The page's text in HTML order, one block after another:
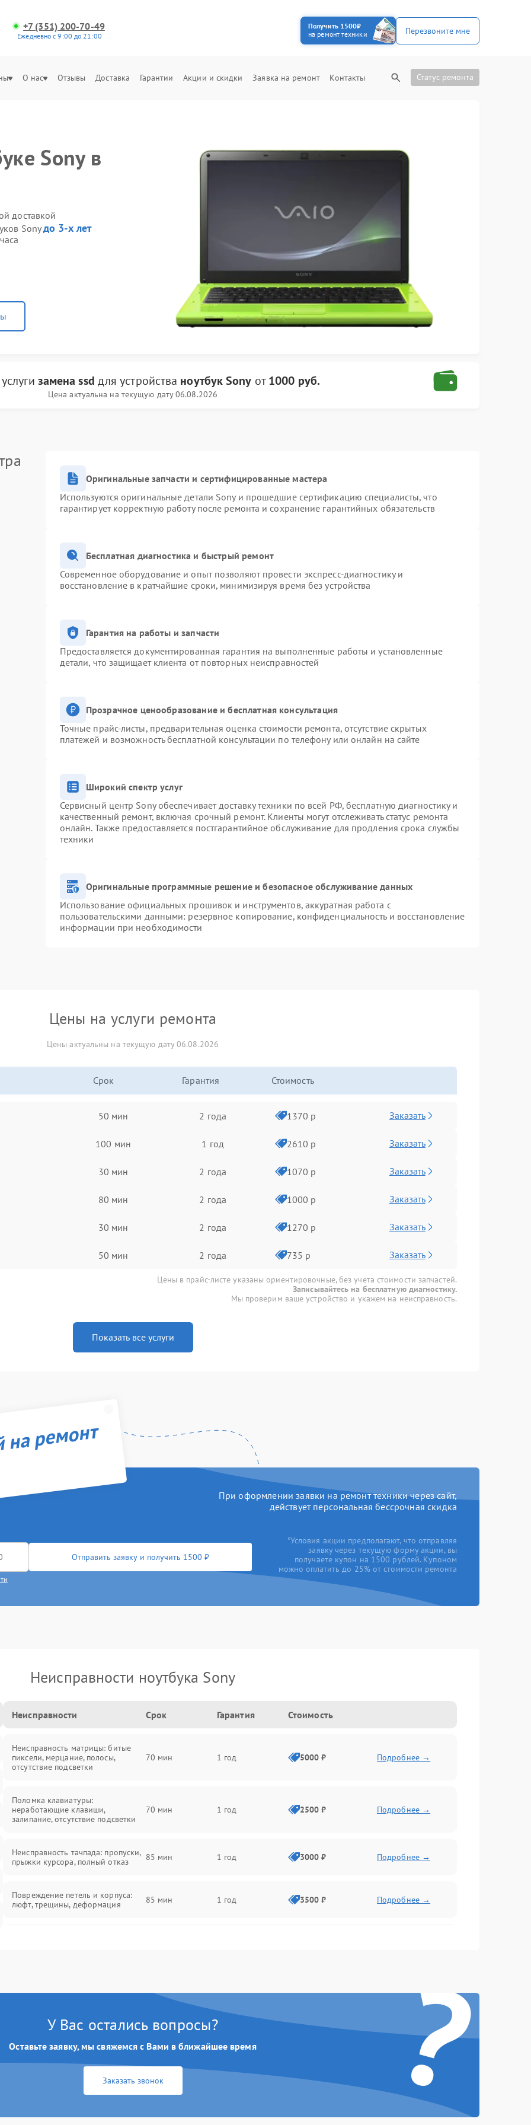
+7 (351) 200-70-49
Ежедневно с 9:00 до 21:00
Получить 1500₽
на ремонт техники
Перезвоните мне
О нас Отзывы Доставка Гарантии Акции и скидки Заявка на ремонт Контакты Статус ремонта
Sony в
доставкой
Sonyдо 3-х лет
замена ssd для устройства ноутбук Sony от1000 руб.
Цена актуальна на текущую дату 06.08.2026
Оригинальные запчасти и сертифицированные мастера
Используются оригинальные детали Sony и прошедшие сертификацию специалисты, что
гарантирует корректную работу после ремонта и сохранение гарантийных обязательств
Бесплатная диагностика и быстрый ремонт
Современное оборудование и опыт позволяют провести экспресс-диагностику и
восстановление в кратчайшие сроки, минимизируя время без устройства
Гарантия на работы и запчасти
Предоставляется документированная гарантия на выполненные работы и установленные
детали, что защищает клиента от повторных неисправностей
Прозрачное ценообразование и бесплатная консультация
Точные прайс-листы, предварительная оценка стоимости ремонта, отсутствие скрытых
платежей и возможность бесплатной консультации по телефону или онлайн на сайте
Широкий спектр услуг
Сервисный центр Sony обеспечивает доставку техники по всей РФ, бесплатную диагностику и
качественный ремонт, включая срочный ремонт. Клиенты могут отслеживать статус ремонта
онлайн. Также предоставляется постгарантийное обслуживание для продления срока службы
техники
Оригинальные программные решение и безопасное обслуживание данных
Использование официальных прошивок и инструментов, аккуратная работа с
пользовательскими данными: резервное копирование, конфиденциальность и восстановление
информации при необходимости
Цены на услуги ремонта
Цены актуальны на текущую дату 06.08.2026
Срок Гарантия Стоимость
50 мин 2 года 1370 р Заказать
100 мин 1 год 2610 р Заказать
30 мин 2 года 1070 р Заказать
80 мин 2 года 1000 р Заказать
30 мин 2 года 1270 р Заказать
50 мин 2 года 735 р Заказать
Цены в прайс-листе указаны ориентировочные, без учета стоимости запчастей.
Записывайтесь на бесплатную диагностику.
Мы проверим ваше устройство и укажем на неисправность.
Показать все услуги
ремонт
При оформлении заявки на ремонт техники через сайт,
действует персональная бессрочная скидка
Отправить заявку и получить 1500 ₽
*Условия акции предполагают, что отправляя
заявку через текущую форму акции, вы
получаете купон на 1500 рублей. Купоном
можно оплатить до 25% от стоимости ремонта
Неисправности ноутбука Sony
Неисправности Срок Гарантия Стоимость
Неисправность матрицы: битые
пиксели, мерцание, полосы,
отсутствие подсветки
70 мин 1 год 5000 ₽ Подробнее →
Поломка клавиатуры:
неработающие клавиши,
залипание, отсутствие подсветки
70 мин 1 год 2500 ₽ Подробнее →
Неисправность тачпада: пропуски,
прыжки курсора, полный отказ
85 мин 1 год 3000 ₽ Подробнее →
Повреждение петель и корпуса:
люфт, трещины, деформация
85 мин 1 год 3500 ₽ Подробнее →
85 мин 1 год 2000 ₽ Подробнее →
Перегрев из‑за пыли, износа
термопасты или неисправности
кулера
75 мин Подробнее →
Выход из строя SSD или HDD:
медленная загрузка, ошибки
80 мин Подробнее →
?
У Вас остались вопросы?
Оставьте заявку, мы свяжемся с Вами в ближайшее время
Заказать звонок